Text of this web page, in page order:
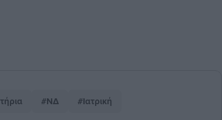
#ΝΔ #Ιατρική